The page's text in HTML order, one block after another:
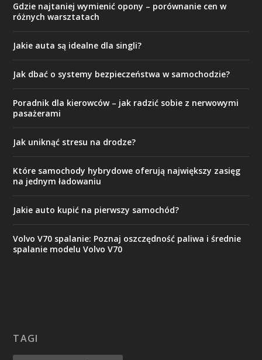
Gdzie najtaniej wymienić opony – porównanie cen w
różnych warsztatach
Jakie auta są idealne dla singli?
Jak dbać o systemy bezpieczeństwa w samochodzie?
Poradnik dla kierowców – jak radzić sobie z nerwowymi
pasażerami
Jak uniknąć stresu na drodze?
Które samochody hybrydowe oferują największy zasięg
na jednym ładowaniu
Jakie auto kupić na pierwszy samochód?
Volvo V70 spalanie: Poznaj oszczędność paliwa i średnie
spalanie modelu Volvo V70
TAGI